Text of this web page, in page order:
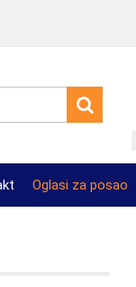
Oglasi za posao